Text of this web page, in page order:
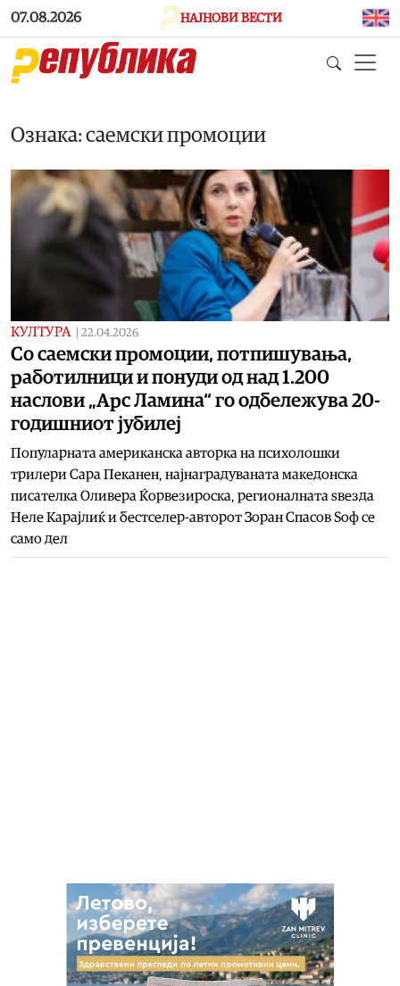
Skip to main content
07.08.2026 НАЈНОВИ ВЕСТИ
Ознака: саемски промоции
КУЛТУРА 22.04.2026
Со саемски промоции, потпишувања,
работилници и понуди од над 1.200
наслови „Арс Ламина“ го одбележува 20-
годишниот јубилеј
Популарната американска авторка на психолошки
трилери Сара Пеканен, најнаградуваната македонска
писателка Оливера Ќорвезироска, регионалната ѕвезда
Неле Карајлиќ и бестселер-авторот Зоран Спасов Ѕоф се
само дел